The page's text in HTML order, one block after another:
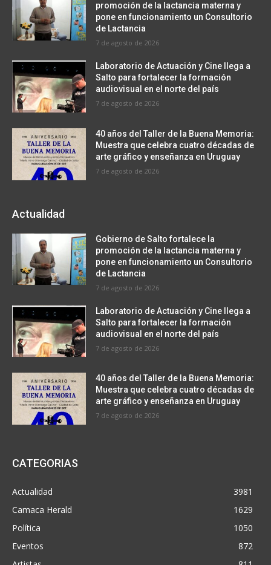
promoción de la lactancia materna y
pone en funcionamiento un Consultorio
de Lactancia
7 de agosto de 2026
Laboratorio de Actuación y Cine llega a
Salto para fortalecer la formación
audiovisual en el norte del país
7 de agosto de 2026
40 años del Taller de la Buena Memoria:
Muestra que celebra cuatro décadas de
arte gráfico y enseñanza en Uruguay
7 de agosto de 2026
Actualidad
Gobierno de Salto fortalece la
promoción de la lactancia materna y
pone en funcionamiento un Consultorio
de Lactancia
7 de agosto de 2026
Laboratorio de Actuación y Cine llega a
Salto para fortalecer la formación
audiovisual en el norte del país
7 de agosto de 2026
40 años del Taller de la Buena Memoria:
Muestra que celebra cuatro décadas de
arte gráfico y enseñanza en Uruguay
7 de agosto de 2026
CATEGORIAS
Actualidad
3981
Camaca Herald
1629
Política
1050
Eventos
872